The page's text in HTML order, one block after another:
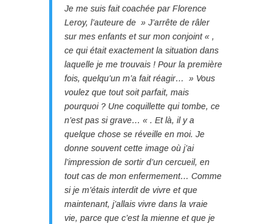
Je me suis fait coachée par Florence
Leroy, l’auteure de » J’arrête de râler
sur mes enfants et sur mon conjoint « ,
ce qui était exactement la situation dans
laquelle je me trouvais ! Pour la première
fois, quelqu’un m’a fait réagir… » Vous
voulez que tout soit parfait, mais
pourquoi ? Une coquillette qui tombe, ce
n’est pas si grave… « . Et là, il y a
quelque chose se réveille en moi. Je
donne souvent cette image où j’ai
l’impression de sortir d’un cercueil, en
tout cas de mon enfermement… Comme
si je m’étais interdit de vivre et que
maintenant, j’allais vivre dans la vraie
vie, parce que c’est la mienne et que je